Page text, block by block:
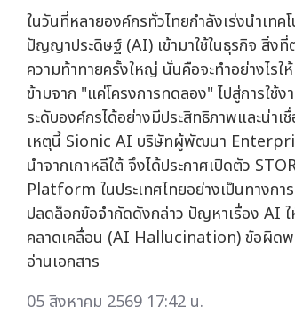
ในวันที่หลายองค์กรทั่วไทยกำลังเร่งนำเทค
ปัญญาประดิษฐ์ (AI) เข้ามาใช้ในธุรกิจ สิ่งที่
ความท้าทายครั้งใหญ่ นั่นคือจะทำอย่างไรใ
ข้ามจาก "แค่โครงการทดลอง" ไปสู่การใช้ง
ระดับองค์กรได้อย่างมีประสิทธิภาพและน่าเ
เหตุนี้ Sionic AI บริษัทผู้พัฒนา
นำจากเกาหลีใต้ จึงได้ประกาศเปิดตัว
Platform ในประเทศไทยอย่างเป็นทางกา
ปลดล็อกข้อจำกัดดังกล่าว ปัญหาเรื่อง AI
คลาดเคลื่อน (AI Hallucination) ข้อผิดพ
อ่านเอกสาร
05 สิงหาคม 2569 17:42 น.